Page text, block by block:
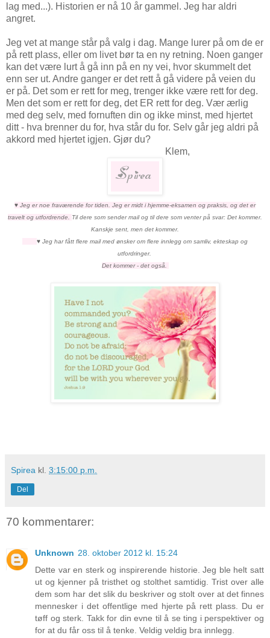
lag med...). Historien er nå 10 år gammel. Jeg har aldri
angret.
Jeg vet at mange står på valg i dag. Mange lurer på om de er
på rett plass, eller om livet bør ta en ny retning. Noen ganger
kan det være lurt å gå inn på en ny vei, hvor skummelt det
enn ser ut. Andre ganger er det rett å gå videre på veien du
er på. Det som er rett for meg, trenger ikke være rett for deg.
Men det som er rett for deg, det ER rett for deg. Vær ærlig
med deg selv, med fornuften din og ikke minst, med hjertet
ditt - hva brenner du for, hva står du for. Selv går jeg aldri på
akkord med hjertet igjen. Gjør du?
Klem,
♥ Jeg er noe fraværende for tiden. Jeg er midt i hjemme-eksamen og praksis, og det er
travelt og utfordrende. Til dere som sender mail og til dere som venter på svar: Det kommer.
Kanskje sent, men det kommer.
♥ Jeg har fått flere mail med ønsker om flere innlegg om samliv, ekteskap og
utfordringer.
Det kommer - det også.
Spirea kl. 3:15:00 p.m.
Del
70 kommentarer:
Unknown 28. oktober 2012 kl. 15:24
Dette var en sterk og inspirerende historie. Jeg ble helt satt
ut og kjenner på tristhet og stolthet samtidig. Trist over alle
dem som har det slik du beskriver og stolt over at det finnes
mennesker i det offentlige med hjerte på rett plass. Du er
tøff og sterk. Takk for din evne til å se ting i perspektiver og
for at du får oss til å tenke. Veldig veldig bra innlegg.